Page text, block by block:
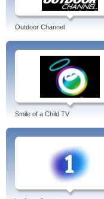
Outdoor Channel
Smile of a Child TV